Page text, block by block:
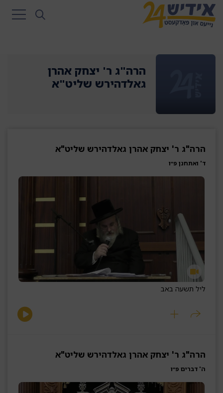
הרה"ג ר' יצחק אהרן
גאלדהירש שליט"א
הרה"ג ר' יצחק אהרן גאלדהירש שליט"א
ד' ואתחנן פ״ו
ליל תשעה באב
הרה"ג ר' יצחק אהרן גאלדהירש שליט"א
ה' דברים פ״ו